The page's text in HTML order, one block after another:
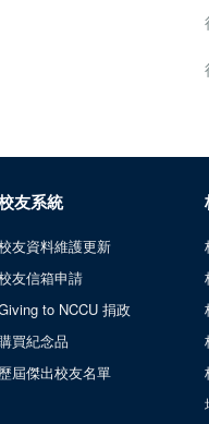
友系統
友資料維護更新
友信箱申請
to NCCU 捐政
買紀念品
歷屆傑出校友名單